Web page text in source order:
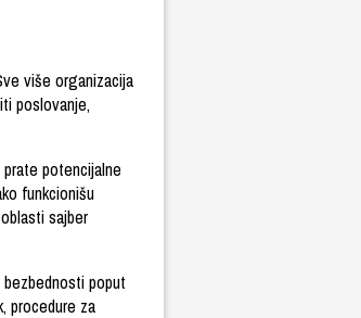
više organizacija
poslovanje,
potencijalne
funkcionišu
sajber
poput
procedure za